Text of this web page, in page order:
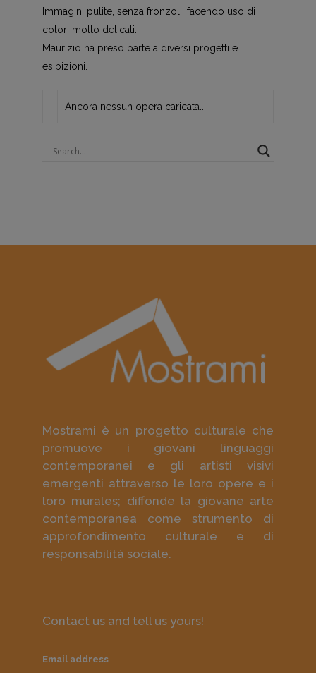
Immagini pulite, senza fronzoli, facendo uso di
colori molto delicati.
Maurizio ha preso parte a diversi progetti e
esibizioni.
Ancora nessun opera caricata..
Mostrami è un progetto culturale che
promuove i giovani linguaggi
contemporanei e gli artisti visivi
emergenti attraverso le loro opere e i
loro murales; diffonde la giovane arte
contemporanea come strumento di
approfondimento culturale e di
responsabilità sociale.
Contact us and tell us yours!
Email address